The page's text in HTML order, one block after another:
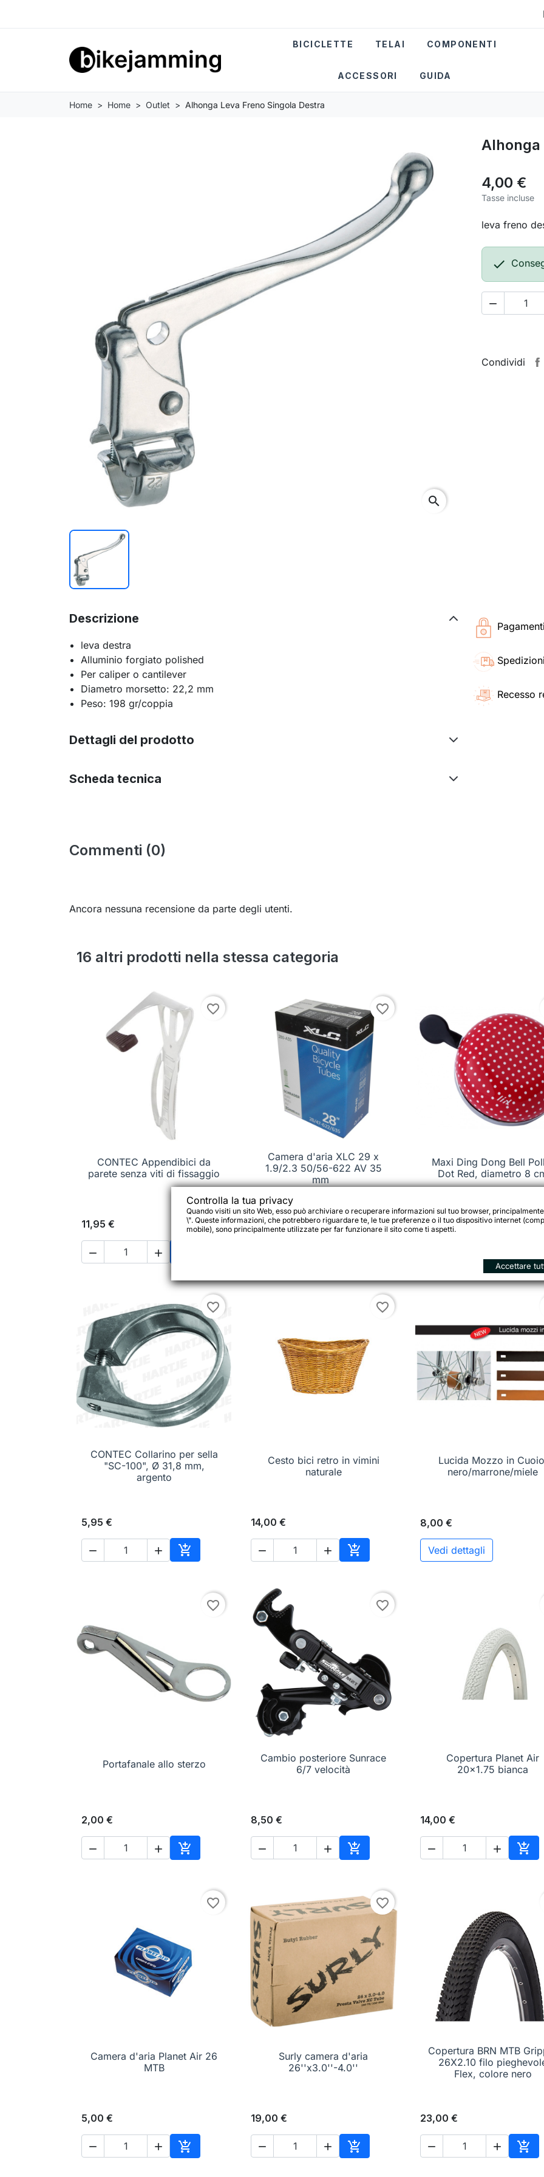
BICICLETTE TELAI COMPONENTI
ACCESSORI GUIDA
Home Home Outlet Alhonga Leva Freno Singola Destra
search
Alhonga
4,00 €
Tasse incluse
leva freno


Condividi
Recesso
Descrizione
leva destra
Alluminio forgiato polished
Per caliper o cantilever
Diametro morsetto: 22,2 mm
Peso: 198 gr/coppia
Dettagli del prodotto
Scheda tecnica
Commenti (0)
Ancora nessuna recensione da parte degli utenti.
16 altri prodotti nella stessa categoria
favorite_border
 Anteprima
CONTEC Appendibici da
parete senza viti di fissaggio
11,95 €
 
favorite_border
 Anteprima
Camera d'aria XLC 29 x
1.9/2.3 50/56-622 AV 35
mm
6,95 €
 Anteprima
Maxi Ding Dong Bell
Dot Red, diametro 8
15,90 €
favorite_border
 Anteprima
CONTEC Collarino per sella
"SC-100", Ø 31,8 mm,
argento
5,95 €
  
Aggiungi al carrello
favorite_border
 Anteprima
Cesto bici retro in vimini
naturale
14,00 €
  
Aggiungi al carrello
 Anteprima
Lucida Mozzo in
nero/marrone/miele
8,00 €
Vedi dettagli
favorite_border
 Anteprima
Portafanale allo sterzo
2,00 €
  
Aggiungi al carrello
favorite_border
 Anteprima
Cambio posteriore Sunrace
6/7 velocità
8,50 €
  
Aggiungi al carrello
 Anteprima
Copertura Planet Air
20x1.75 bianca
14,00 €
  
favorite_border
 Anteprima
Camera d'aria Planet Air 26
MTB
5,00 €
  
Aggiungi al carrello
favorite_border
 Anteprima
Surly camera d'aria
26''x3.0''-4.0''
19,00 €
  
Aggiungi al carrello
 Anteprima
Copertura BRN MTB
26X2.10 filo
Flex, colore nero
23,00 €
  
Controlla la tua privacy
Quando visiti un sito Web, esso può archiviare o recuperare informazioni sul tuo browser,
\". Queste informazioni, che potrebbero riguardare te, le tue preferenze o il tuo dispositivo internet
mobile), sono principalmente utilizzate per far funzionare il sito come ti aspetti.
Accettare